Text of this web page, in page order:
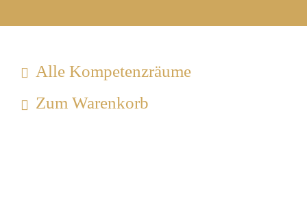
Alle Kompetenzräume
Zum Warenkorb